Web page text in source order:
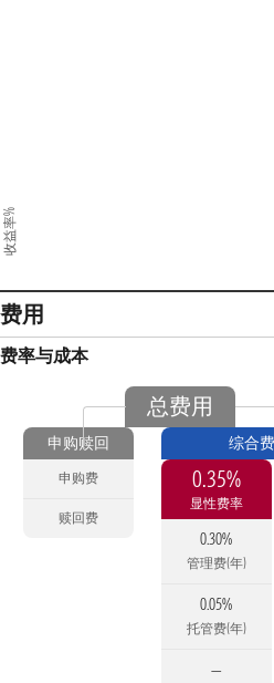
收益率%
费用
费率与成本
总费用
申购赎回
申购费
赎回费
综合费
0.35%
显性费率
0.30%
管理费(年)
0.05%
托管费(年)
—